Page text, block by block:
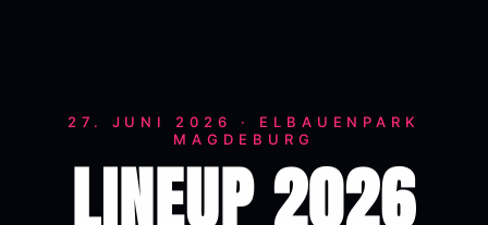
27. JUNI 2026 · ELBAUENPARK
MAGDEBURG
LINEUP 2026